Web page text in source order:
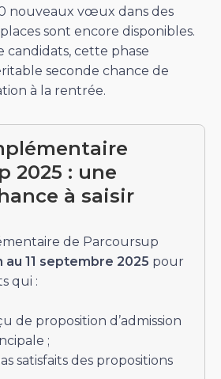
nouveaux vœux dans des
sont encore disponibles.
cette phase
seconde chance de
à la rentrée.
2025 : une
à saisir
de Parcoursup
au 11 septembre 2025 pour
qui :
de proposition d’admission
;
satisfaits des propositions